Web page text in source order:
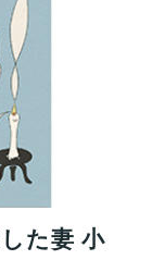
た妻 小